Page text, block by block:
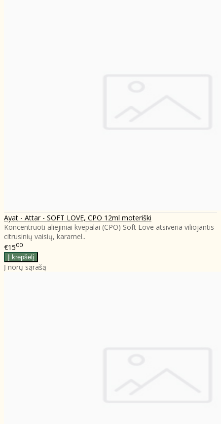
Ayat - Attar - SOFT LOVE, CPO 12ml moteriški
Koncentruoti aliejiniai kvepalai (CPO) Soft Love atsiveria viliojantis
citrusinių vaisių, karamel..
€1500
Į norų sąrašą